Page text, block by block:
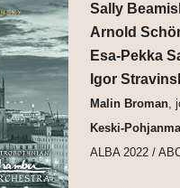
Sally
Arnold
Esa-Pekka
Igor
Malin Broman,
Keski-
ALBA 2022 /